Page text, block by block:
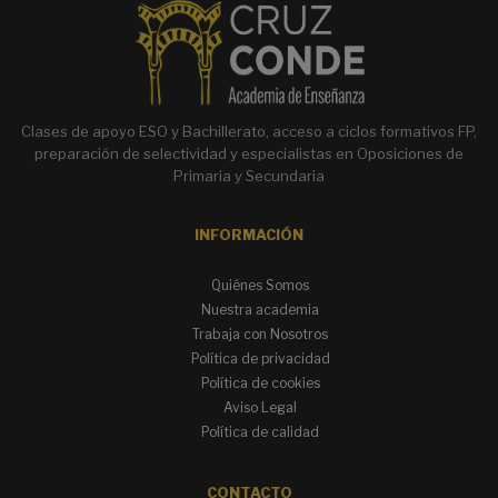
Clases de apoyo ESO y Bachillerato, acceso a ciclos formativos FP,
preparación de selectividad y especialistas en Oposiciones de
Primaria y Secundaria
INFORMACIÓN
Quiénes Somos
Nuestra academia
Trabaja con Nosotros
Política de privacidad
Política de cookies
Aviso Legal
Política de calidad
CONTACTO